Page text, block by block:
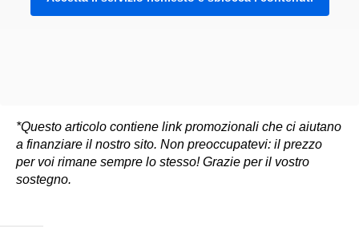
*Questo articolo contiene link promozionali che ci aiutano
a finanziare il nostro sito. Non preoccupatevi: il prezzo
per voi rimane sempre lo stesso! Grazie per il vostro
sostegno.